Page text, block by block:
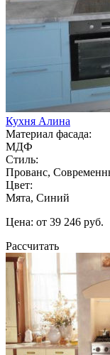
Кухня Алина
Материал фасада:
МДФ
Стиль:
Прованс,
Цвет:
Мята, Синий
Цена: от 39 246 руб.
Рассчитать